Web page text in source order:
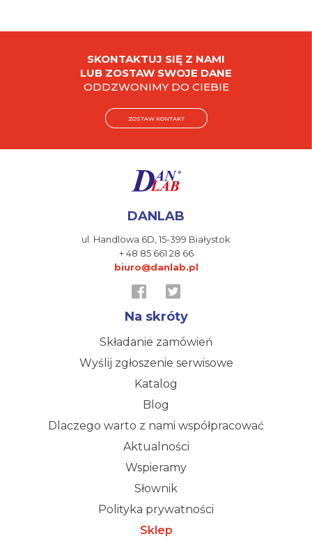
SKONTAKTUJ SIĘ Z NAMI
LUB ZOSTAW SWOJE DANE
ODDZWONIMY DO CIEBIE
ZOSTAW KONTAKT
DANLAB
ul. Handlowa 6D, 15-399 Białystok
+ 48 85 661 28 66
biuro@danlab.pl
Na skróty
Składanie zamówień
Wyślij zgłoszenie serwisowe
Katalog
Blog
Dlaczego warto z nami współpracować
Aktualności
Wspieramy
Słownik
Polityka prywatności
Sklep